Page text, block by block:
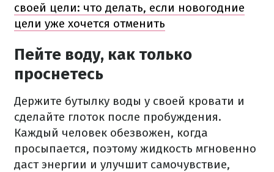
своей цели: что делать, если новогодние
цели уже хочется отменить
Пейте воду, как только
проснетесь
Держите бутылку воды у своей кровати и
сделайте глоток после пробуждения.
Каждый человек обезвожен, когда
просыпается, поэтому жидкость мгновенно
даст энергии и улучшит самочувствие,